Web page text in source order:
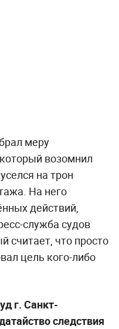
меру
возомнил
на трон
На него
действий,
служба судов
считает, что просто
цель кого-либо
г. Санкт-
следствия